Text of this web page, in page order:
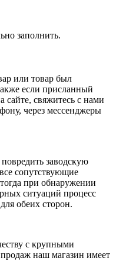
заполнить.
или товар был
если присланный
сайте, свяжитесь с нами
через мессенджеры
заводскую
сопутствующие
при обнаружении
ситуаций процесс
обеих сторон.
с крупными
наш магазин имеет